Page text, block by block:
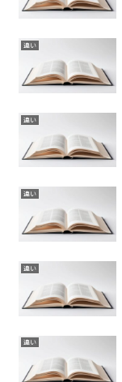
違い
違い
違い
違い
違い